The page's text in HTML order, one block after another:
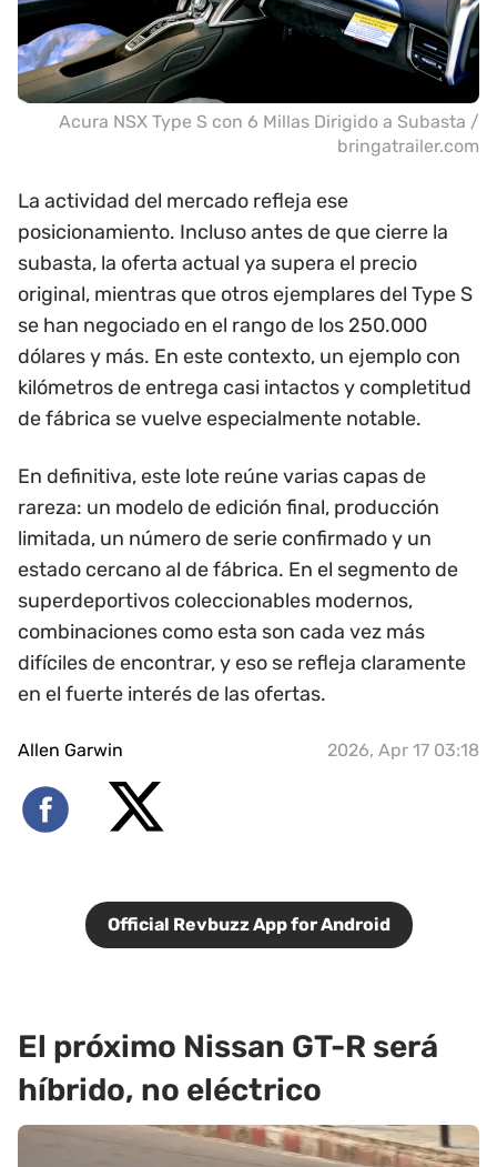
Acura NSX Type S con 6 Millas Dirigido a Subasta /
bringatrailer.com
La actividad del mercado refleja ese
posicionamiento. Incluso antes de que cierre la
subasta, la oferta actual ya supera el precio
original, mientras que otros ejemplares del Type S
se han negociado en el rango de los 250.000
dólares y más. En este contexto, un ejemplo con
kilómetros de entrega casi intactos y completitud
de fábrica se vuelve especialmente notable.
En definitiva, este lote reúne varias capas de
rareza: un modelo de edición final, producción
limitada, un número de serie confirmado y un
estado cercano al de fábrica. En el segmento de
superdeportivos coleccionables modernos,
combinaciones como esta son cada vez más
difíciles de encontrar, y eso se refleja claramente
en el fuerte interés de las ofertas.
Allen Garwin 2026, Apr 17 03:18
Official Revbuzz App for Android
El próximo Nissan GT-R será
híbrido, no eléctrico